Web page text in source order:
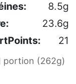
8.5g
23.6g
21
portion (262g)